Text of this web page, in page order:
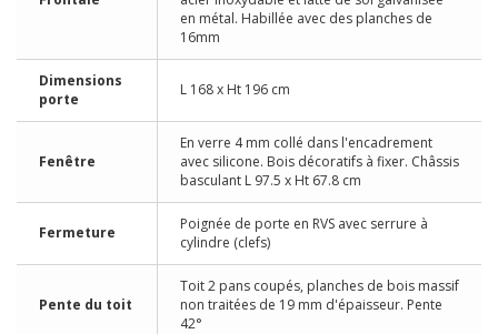
en métal. Habillée avec des planches de
16mm
Dimensions
porte
L 168 x Ht 196 cm
Fenêtre
En verre 4 mm collé dans l'encadrement
avec silicone. Bois décoratifs à fixer. Châssis
basculant L 97.5 x Ht 67.8 cm
Fermeture
Poignée de porte en RVS avec serrure à
cylindre (clefs)
Pente du toit
Toit 2 pans coupés, planches de bois massif
non traitées de 19 mm d'épaisseur. Pente
42°